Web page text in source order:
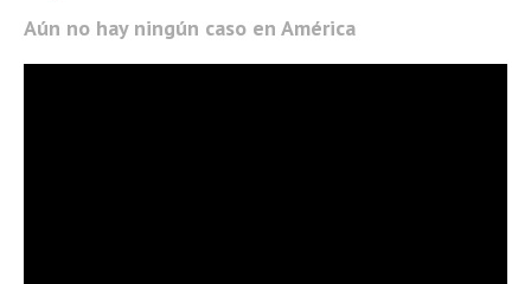
Aún no hay ningún caso en América